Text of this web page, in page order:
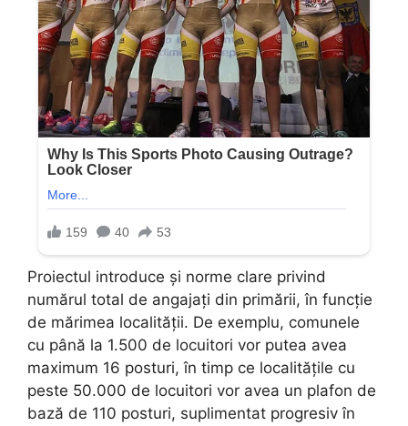
Proiectul introduce și norme clare privind
numărul total de angajați din primării, în funcție
de mărimea localității. De exemplu, comunele
cu până la 1.500 de locuitori vor putea avea
maximum 16 posturi, în timp ce localitățile cu
peste 50.000 de locuitori vor avea un plafon de
bază de 110 posturi, suplimentat progresiv în